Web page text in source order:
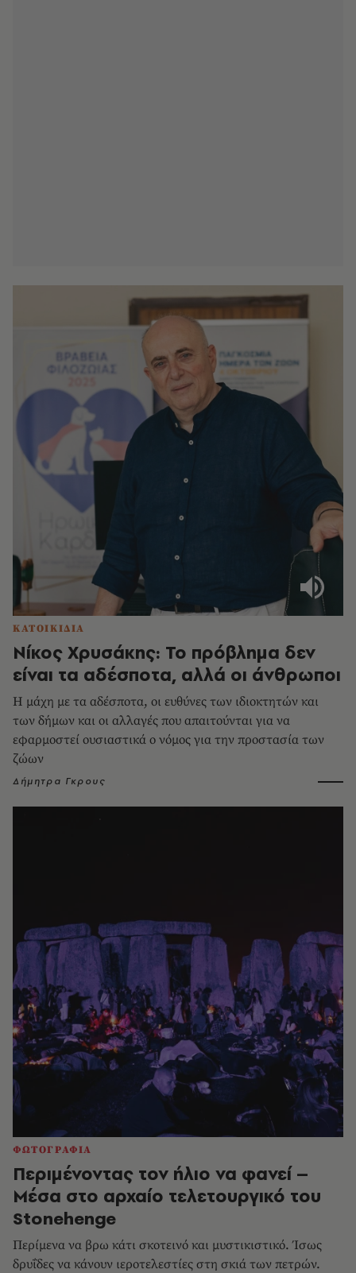
ΚΑΤΟΙΚΙΔΙΑ
Νίκος Χρυσάκης: Το πρόβλημα δεν
είναι τα αδέσποτα, αλλά οι άνθρωποι
Η μάχη με τα αδέσποτα, οι ευθύνες των ιδιοκτητών και
των δήμων και οι αλλαγές που απαιτούνται για να
εφαρμοστεί ουσιαστικά ο νόμος για την προστασία των
ζώων
Δήμητρα Γκρους
ΦΩΤΟΓΡΑΦΙΑ
Περιμένοντας τον ήλιο να φανεί –
Μέσα στο αρχαίο τελετουργικό του
Stonehenge
Περίμενα να βρω κάτι σκοτεινό και μυστικιστικό. Ίσως
δρυΐδες να κάνουν ιεροτελεστίες στη σκιά των πετρών.